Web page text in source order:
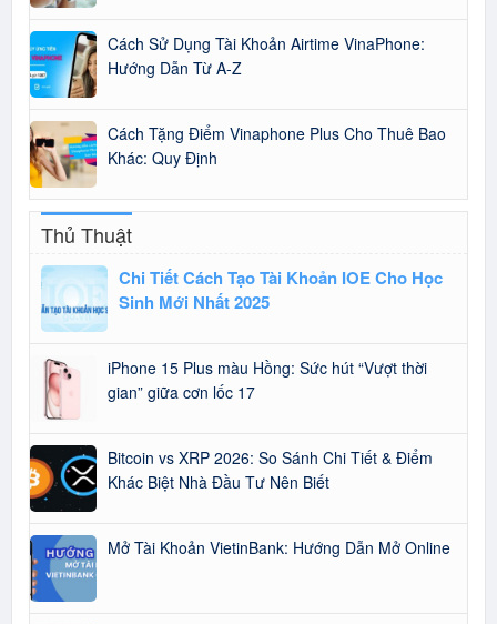
Cách Sử Dụng Tài Khoản Airtime VinaPhone:
Hướng Dẫn Từ A-Z
Cách Tặng Điểm Vinaphone Plus Cho Thuê Bao
Khác: Quy Định
Thủ Thuật
Chi Tiết Cách Tạo Tài Khoản IOE Cho Học
Sinh Mới Nhất 2025
iPhone 15 Plus màu Hồng: Sức hút “Vượt thời
gian” giữa cơn lốc 17
Bitcoin vs XRP 2026: So Sánh Chi Tiết & Điểm
Khác Biệt Nhà Đầu Tư Nên Biết
Mở Tài Khoản VietinBank: Hướng Dẫn Mở Online